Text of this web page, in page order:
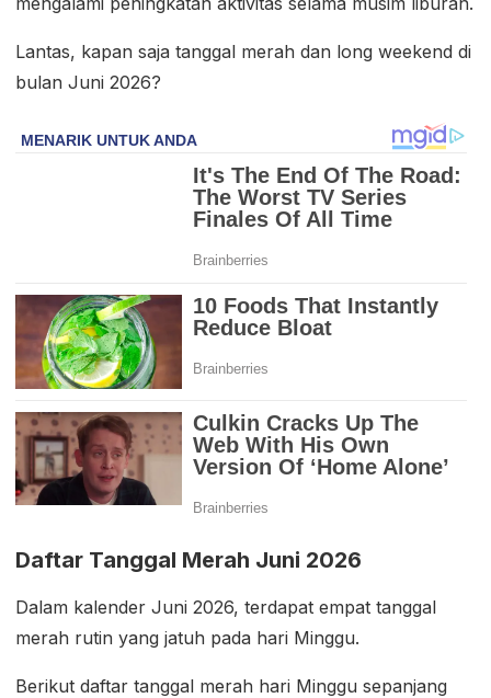
Lantas, kapan saja tanggal merah dan long weekend di
bulan Juni 2026?
Daftar Tanggal Merah Juni 2026
Dalam kalender Juni 2026, terdapat empat tanggal
merah rutin yang jatuh pada hari Minggu.
Berikut daftar tanggal merah hari Minggu sepanjang